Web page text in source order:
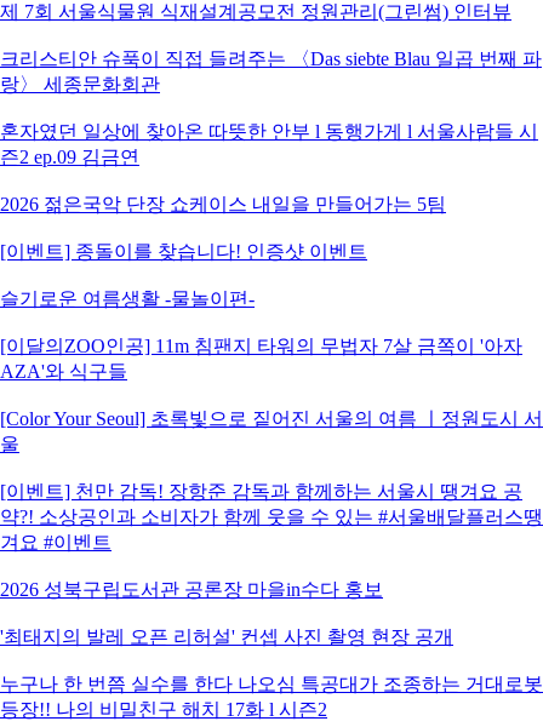
제 7회 서울식물원 식재설계공모전 정원관리(그린썸) 인터뷰
크리스티안 슈푹이 직접 들려주는 〈Das siebte Blau 일곱 번째 파
랑〉 세종문화회관
혼자였던 일상에 찾아온 따뜻한 안부 l 동행가게 l 서울사람들 시
즌2 ep.09 김금연
2026 젊은국악 단장 쇼케이스 내일을 만들어가는 5팀
[이벤트] 종돌이를 찾습니다! 인증샷 이벤트
슬기로운 여름생활 -물놀이편-
[이달의ZOO인공] 11m 침팬지 타워의 무법자 7살 금쪽이 '아자
AZA'와 식구들
[Color Your Seoul] 초록빛으로 짙어진 서울의 여름 ㅣ정원도시 서
울
[이벤트] 천만 감독! 장항준 감독과 함께하는 서울시 땡겨요 공
약?! 소상공인과 소비자가 함께 웃을 수 있는 #서울배달플러스땡
겨요 #이벤트
2026 성북구립도서관 공론장 마을in수다 홍보
'최태지의 발레 오픈 리허설' 컨셉 사진 촬영 현장 공개
누구나 한 번쯤 실수를 한다 나오심 특공대가 조종하는 거대로봇
등장!! 나의 비밀친구 해치 17화 l 시즌2